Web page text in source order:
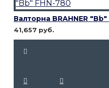
41,657 руб.